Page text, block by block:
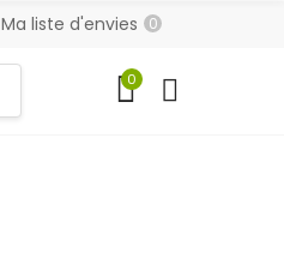
Ma liste d'envies 0
0